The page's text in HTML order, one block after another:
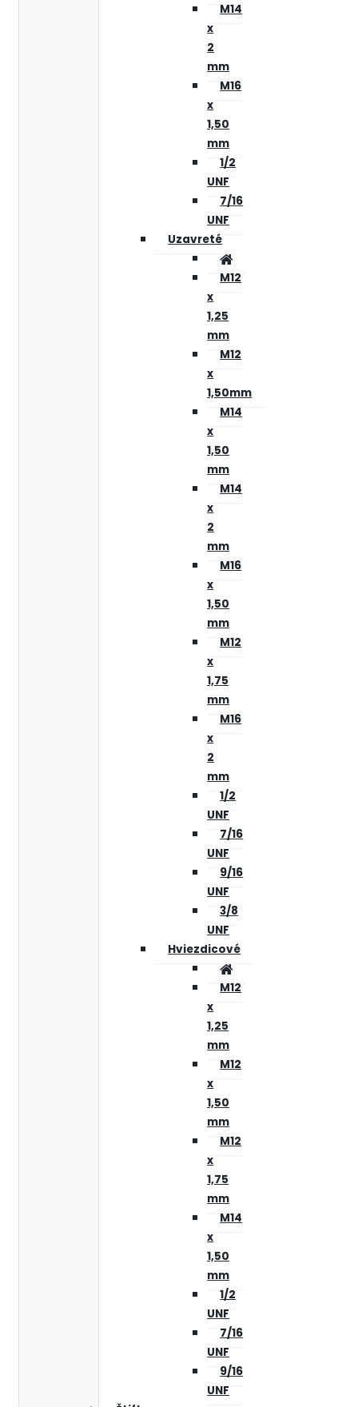
M14
x
2
mm
M16
x
1,50
mm
1/2
UNF
7/16
UNF
Uzavreté
M12
x
1,25
mm
M12
x
1,50mm
M14
x
1,50
mm
M14
x
2
mm
M16
x
1,50
mm
M12
x
1,75
mm
M16
x
2
mm
1/2
UNF
7/16
UNF
9/16
UNF
3/8
UNF
Hviezdicové
M12
x
1,25
mm
M12
x
1,50
mm
M12
x
1,75
mm
M14
x
1,50
mm
1/2
UNF
7/16
UNF
9/16
UNF